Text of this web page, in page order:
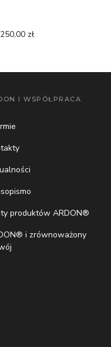
zł
I WSPÓŁPRACA
produktów ARDON®
i zrównoważony